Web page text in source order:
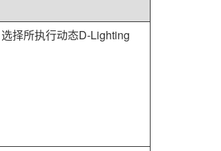
择所执行动态D-Lighting